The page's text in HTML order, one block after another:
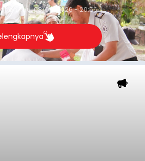
Thu, 08/06/2026 - 20:56